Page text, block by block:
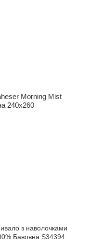
Morning Mist
240х260